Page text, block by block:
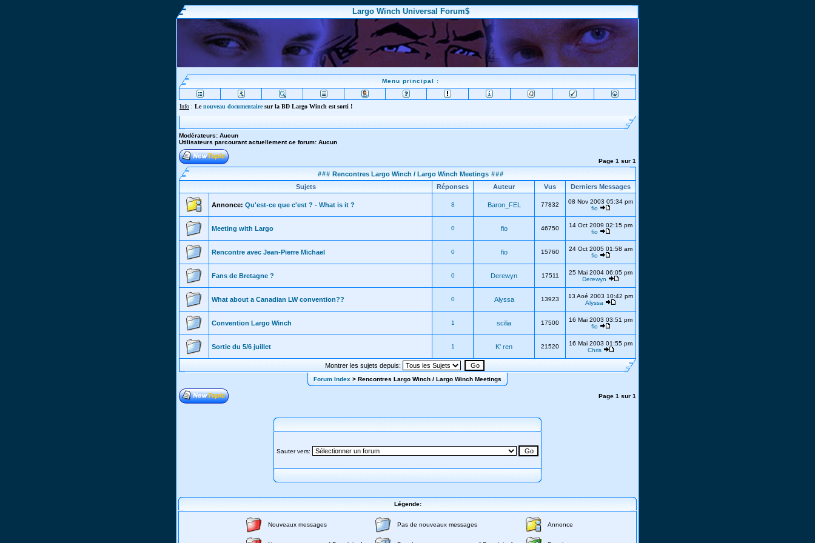
Largo Winch Universal Forum$
Menu principal :
Info : Lenouveau documentairesur la BD Largo Winch est sorti !
Modérateurs: Aucun
Utilisateurs parcourant actuellement ce forum: Aucun
Page 1 sur 1
### Rencontres Largo Winch / Largo Winch Meetings ###
Sujets
Réponses Auteur Vus Derniers Messages
Annonce: Qu'est-ce que c'est ? - What is it ? 8 Baron_FEL 77832
08 Nov 2003 05:34 pm
fio
Meeting with Largo 0 fio 46750
14 Oct 2009 02:15 pm
fio
Rencontre avec Jean-Pierre Michael 0 fio 15760
24 Oct 2005 01:58 am
fio
Fans de Bretagne ? 0 Derewyn 17511
25 Mai 2004 06:05 pm
Derewyn
What about a Canadian LW convention?? 0 Alyssa 13923
13 Aoé 2003 10:42 pm
Alyssa
Convention Largo Winch 1 scilia 17500
16 Mai 2003 03:51 pm
fio
Sortie du 5/6 juillet 1 K' ren 21520
16 Mai 2003 01:55 pm
Chris
Montrer les sujets depuis:
Forum Index > Rencontres Largo Winch / Largo Winch Meetings
Page 1 sur 1
Sauter vers:
Légende:
Nouveaux messages Pas de nouveaux messages Annonce